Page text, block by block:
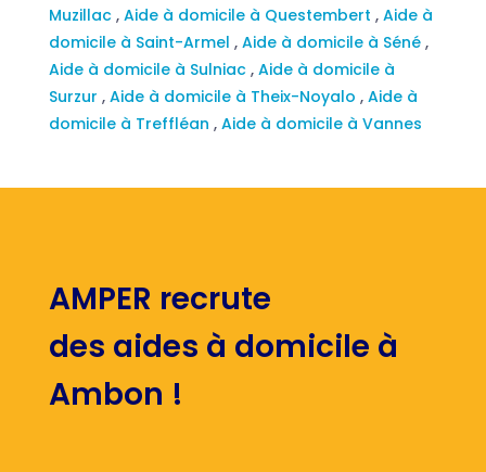
Muzillac , Aide à domicile à Questembert , Aide à
domicile à Saint-Armel , Aide à domicile à Séné ,
Aide à domicile à Sulniac , Aide à domicile à
Surzur , Aide à domicile à Theix-Noyalo , Aide à
domicile à Treffléan , Aide à domicile à Vannes
AMPER recrute
des aides à domicile à
Ambon !